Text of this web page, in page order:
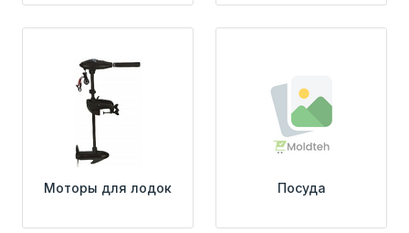
Моторы для лодок Посуда